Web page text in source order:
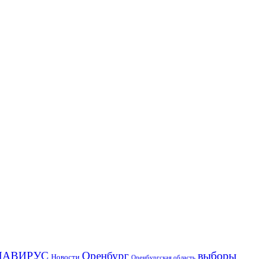
Новости Оренбург Оренбургская область выборы